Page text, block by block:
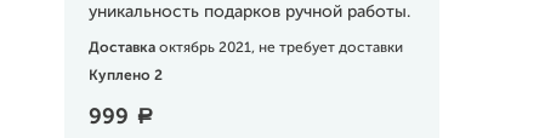
уникальность подарков ручной работы.
Доставка октябрь 2021, не требует доставки
Куплено 2
999 a